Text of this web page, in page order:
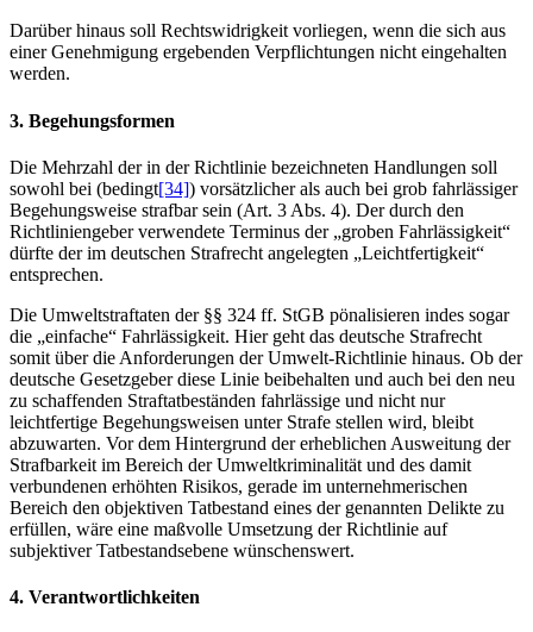
Darüber hinaus soll Rechtswidrigkeit vorliegen, wenn die sich aus
einer Genehmigung ergebenden Verpflichtungen nicht eingehalten
werden.
3. Begehungsformen
Die Mehrzahl der in der Richtlinie bezeichneten Handlungen soll
sowohl bei (bedingt[34]) vorsätzlicher als auch bei grob fahrlässiger
Begehungsweise strafbar sein (Art. 3 Abs. 4). Der durch den
Richtliniengeber verwendete Terminus der „groben Fahrlässigkeit“
dürfte der im deutschen Strafrecht angelegten „Leichtfertigkeit“
entsprechen.
Die Umweltstraftaten der §§ 324 ff. StGB pönalisieren indes sogar
die „einfache“ Fahrlässigkeit. Hier geht das deutsche Strafrecht
somit über die Anforderungen der Umwelt-Richtlinie hinaus. Ob der
deutsche Gesetzgeber diese Linie beibehalten und auch bei den neu
zu schaffenden Straftatbeständen fahrlässige und nicht nur
leichtfertige Begehungsweisen unter Strafe stellen wird, bleibt
abzuwarten. Vor dem Hintergrund der erheblichen Ausweitung der
Strafbarkeit im Bereich der Umweltkriminalität und des damit
verbundenen erhöhten Risikos, gerade im unternehmerischen
Bereich den objektiven Tatbestand eines der genannten Delikte zu
erfüllen, wäre eine maßvolle Umsetzung der Richtlinie auf
subjektiver Tatbestandsebene wünschenswert.
4. Verantwortlichkeiten